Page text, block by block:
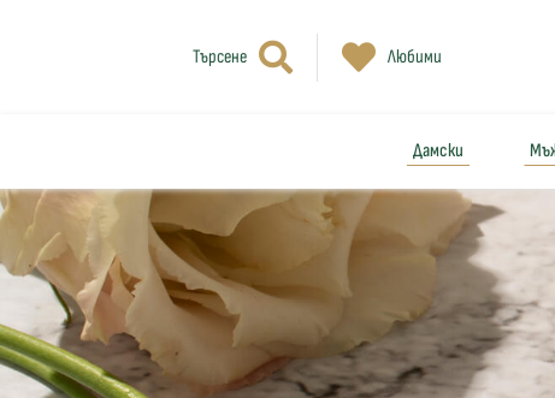
Търсене Любими
Дамски